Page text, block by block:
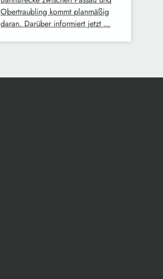
Obertraubling kommt planmäßig
daran. Darüber informiert jetzt …